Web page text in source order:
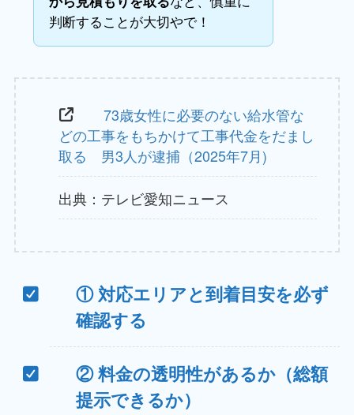
判断することが大切やで！
73歳女性に必要のない給水管な
どの工事をもちかけて工事代金をだまし
取る 男3人が逮捕（2025年7月)
出典：テレビ愛知ニュース
① 対応エリアと到着目安を必ず
確認する
② 料金の透明性があるか（総額
提示できるか）